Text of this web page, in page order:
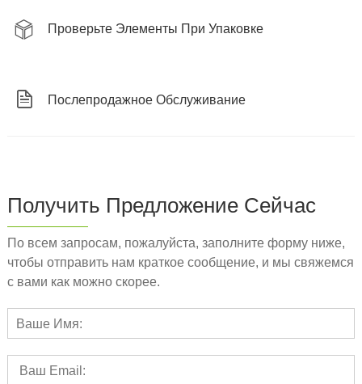
Проверьте Элементы При Упаковке
Послепродажное Обслуживание
Получить Предложение Сейчас
По всем запросам, пожалуйста, заполните форму ниже,
чтобы отправить нам краткое сообщение, и мы свяжемся
с вами как можно скорее.